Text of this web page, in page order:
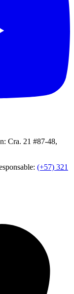
Cra. 21 #87-48,
(+57) 321